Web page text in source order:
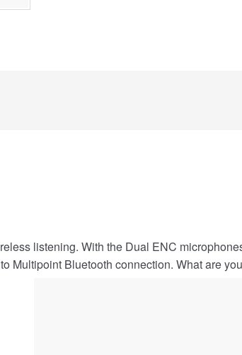
listening. With the Dual ENC
Multipoint Bluetooth connection. What are